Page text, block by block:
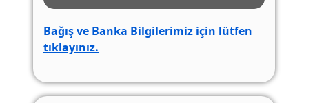
Bağış ve Banka Bilgilerimiz için lütfen
tıklayınız.